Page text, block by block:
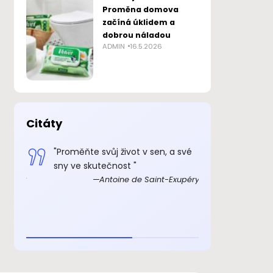
Proměna domova
začíná úklidem a
dobrou náladou
ADMIN 16.5.2026
Citáty
"Proměňte svůj život v sen, a své
sny ve skutečnost "
Antoine de Saint-Exupéry